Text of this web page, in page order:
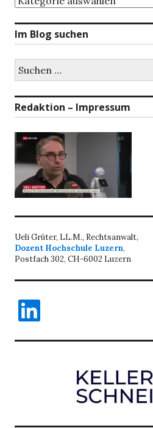
Im Blog suchen
nach:
Redaktion – Impressum
Ueli Grüter, LL.M., Rechtsanwalt,
Dozent Hochschule Luzern,
Postfach 302, CH-6002 Luzern
LinkedIn